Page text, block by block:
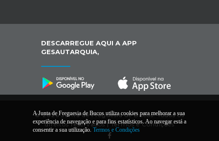
DESCARREGUE AQUI A APP
GESAUTARQUIA,
© 2026 Junta de Freguesia de Bucos. Todos os
direitos reservados |Termos e Condições
A Junta de Freguesia de Bucos utiliza cookies para melhorar a sua
experiência de navegação e para fins estatísticos. Ao navegar está a
consentir a sua utilização. Termos e Condições